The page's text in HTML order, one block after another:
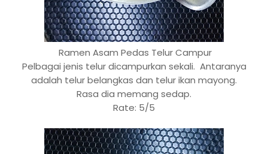
Ramen Asam Pedas Telur Campur
Pelbagai jenis telur dicampurkan sekali. Antaranya
adalah telur belangkas dan telur ikan mayong.
Rasa dia memang sedap.
Rate: 5/5